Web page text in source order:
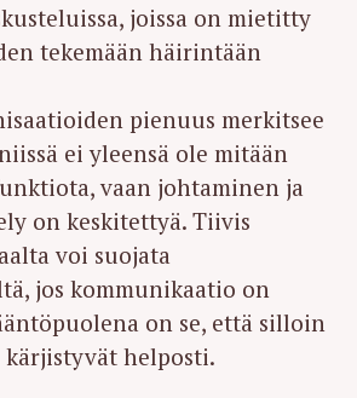
joissa on mietitty
tekemään häirintään
pienuus merkitsee
ei yleensä ole mitään
vaan johtaminen ja
on keskitettyä. Tiivis
voi suojata
jos kommunikaatio on
on se, että silloin
helposti.